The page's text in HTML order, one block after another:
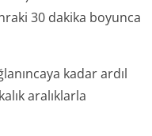
30 dakika boyunca
kadar ardıl
aralıklarla